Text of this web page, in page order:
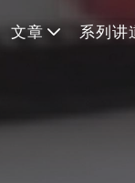
文章 系列讲